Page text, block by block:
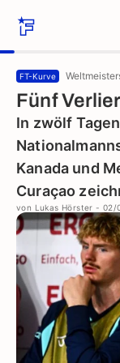
FT-Kurve
Fünf
In zwölf
Kanada und
Curaçao
von Lukas Hörster - 02/